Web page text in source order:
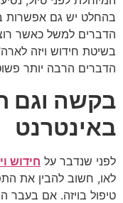
בהחלט יש גם אפשרות
הדברים למשל כאשר
בשיטת חידוש ויזה
הדברים הרבה יותר
בקשה וגם
באינטרנט
לפני שנדבר על חידוש
לאו, חשוב להבין את
טיפול בויזה. אם בעבר